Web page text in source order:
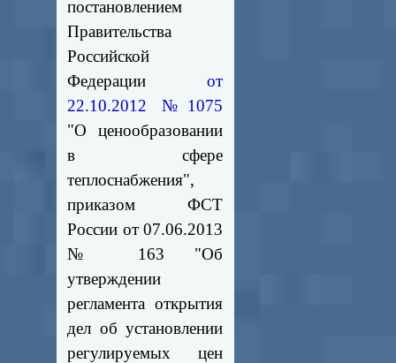
постановлением
Правительства
Российской
Федерации от
22.10.2012 №1075
"О ценообразовании
в сфере
теплоснабжения",
приказом ФСТ
России от 07.06.2013
№ 163 "Об
утверждении
регламента открытия
дел об установлении
регулируемых цен